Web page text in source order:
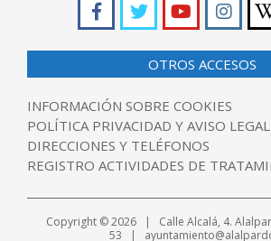
OTROS ACCESOS
INFORMACIÓN SOBRE COOKIES
POLÍTICA PRIVACIDAD Y AVISO LEGAL
DIRECCIONES Y TELÉFONOS
REGISTRO ACTIVIDADES DE
Copyright © 2026 | Calle Alcalá, 4.
53 |